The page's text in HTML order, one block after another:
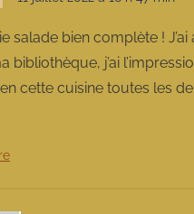
salade bien complète !
bibliothèque, j’ai
cette cuisine toutes les